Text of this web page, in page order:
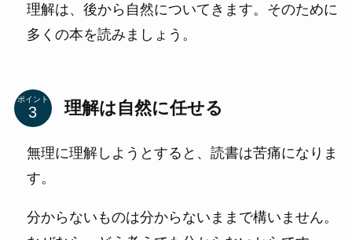
理解は、後から自然についてきます。そのために
多くの本を読みましょう。
ポイント 理解は自然に任せる
無理に理解しようとすると、読書は苦痛になりま
す。
分からないものは分からないままで構いません。